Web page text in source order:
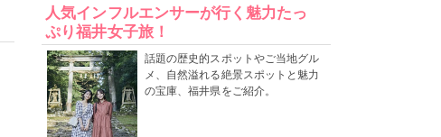
人気インフルエンサーが行く魅力たっ
ぷり福井女子旅！
話題の歴史的スポットやご当地グル
メ、自然溢れる絶景スポットと魅力
の宝庫、福井県をご紹介。